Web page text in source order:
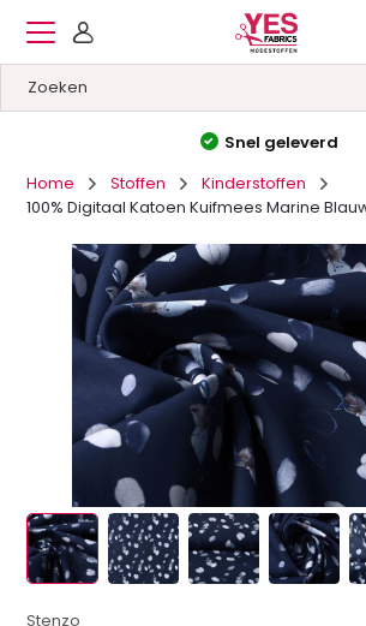
Hoge kwaliteit&Lage
Home
Stoffen
Kinderstoffen
100% Digitaal Katoen Kuifmees Marine
Stenzo